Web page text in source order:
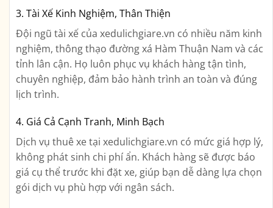
3. Tài Xế Kinh Nghiệm, Thân Thiện
Đội ngũ tài xế của xedulichgiare.vn có nhiều năm kinh
nghiệm, thông thạo đường xá Hàm Thuận Nam và các
tỉnh lân cận. Họ luôn phục vụ khách hàng tận tình,
chuyên nghiệp, đảm bảo hành trình an toàn và đúng
lịch trình.
4. Giá Cả Cạnh Tranh, Minh Bạch
Dịch vụ thuê xe tại xedulichgiare.vn có mức giá hợp lý,
không phát sinh chi phí ẩn. Khách hàng sẽ được báo
giá cụ thể trước khi đặt xe, giúp bạn dễ dàng lựa chọn
gói dịch vụ phù hợp với ngân sách.